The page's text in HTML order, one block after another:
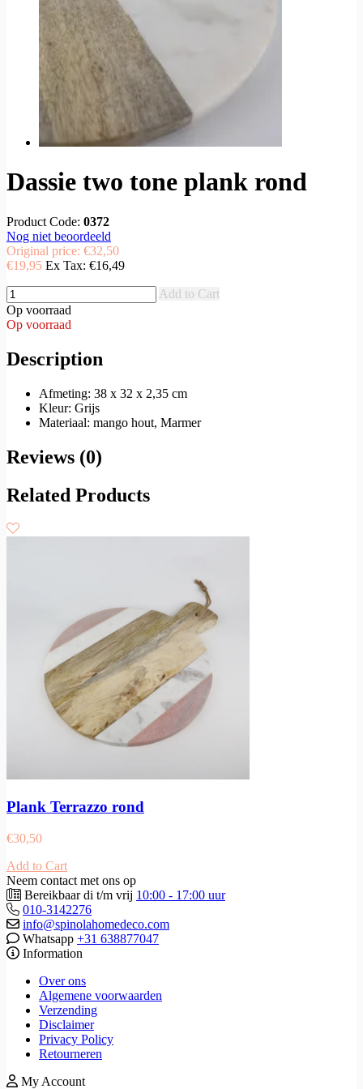
Dassie two tone plank rond
Product Code: 0372
Nog niet beoordeeld
Original price: €32,50
€19,95 Ex Tax: €16,49
Add to Cart
Op voorraad
Op voorraad
Description
Afmeting: 38 x 32 x 2,35 cm
Kleur: Grijs
Materiaal: mango hout, Marmer
Reviews (0)
Related Products
Plank Terrazzo rond
€30,50
Add to Cart
Neem contact met ons op
Bereikbaar di t/m vrij 10:00 - 17:00 uur
010-3142276
info@spinolahomedeco.com
Whatsapp +31 638877047
Information
Over ons
Algemene voorwaarden
Verzending
Disclaimer
Privacy Policy
Retourneren
My Account